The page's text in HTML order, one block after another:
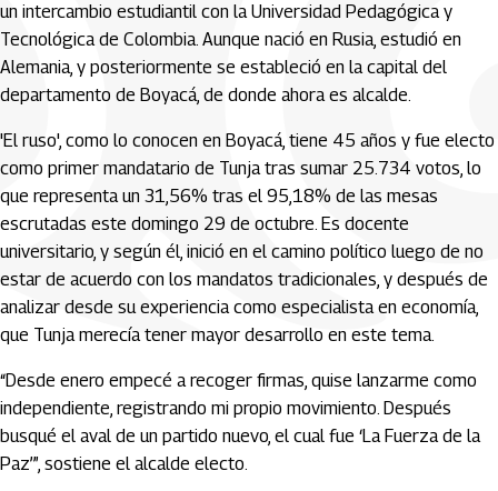
un intercambio estudiantil con la Universidad Pedagógica y
Tecnológica de Colombia. Aunque nació en Rusia, estudió en
Alemania, y posteriormente se estableció en la capital del
departamento de Boyacá, de donde ahora es alcalde.
'El ruso', como lo conocen en Boyacá, tiene 45 años y fue electo
como primer mandatario de Tunja tras sumar 25.734 votos, lo
que representa un 31,56% tras el 95,18% de las mesas
escrutadas este domingo 29 de octubre. Es docente
universitario, y según él, inició en el camino político luego de no
estar de acuerdo con los mandatos tradicionales, y después de
analizar desde su experiencia como especialista en economía,
que Tunja merecía tener mayor desarrollo en este tema.
“Desde enero empecé a recoger firmas, quise lanzarme como
independiente, registrando mi propio movimiento. Después
busqué el aval de un partido nuevo, el cual fue ‘La Fuerza de la
Paz’”, sostiene el alcalde electo.